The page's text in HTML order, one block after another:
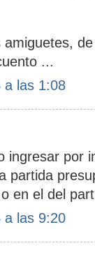
amiguetes,
...
a las 1:08
ingresar por
partida
en el del
a las 9:20